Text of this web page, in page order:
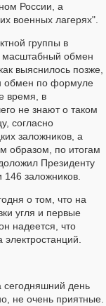
России, а
военных лагерях".
группы в
масштабный обмен
выяснилось позже,
обмен по формуле
время, в
не знают о таком
согласно
заложников, а
образом, по итогам
Президенту
заложников.
о том, что на
угля и первые
надеется, что
электростанций.
сегодняшний день
не очень приятные.